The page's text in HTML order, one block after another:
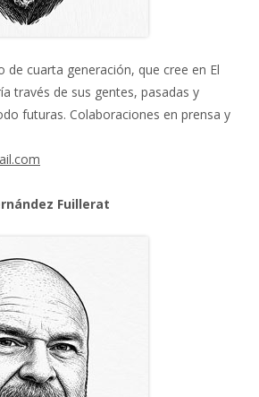
de cuarta generación, que cree en El
través de sus gentes, pasadas y
futuras. Colaboraciones en prensa y
Fuillerat